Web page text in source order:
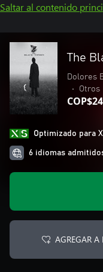
Saltar al contenido
The
Dolores
•
Otros
Optimizado para
6 idiomas
AGREGAR A